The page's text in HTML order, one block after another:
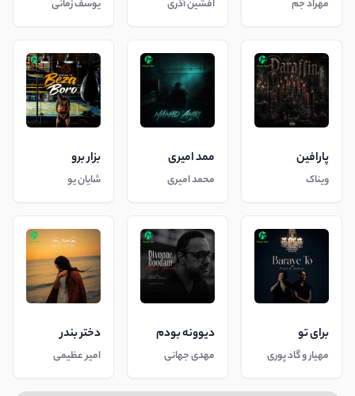
مهراد جم افشین آذری یوسف زمانی
پارافین
ویناک
ممد امیری
محمد امیری
بزار برو
شایان یو
برای تو
مهیار و گاد پوری
دیوونه بودم
مهدی جهانی
دختر بندر
امیر عظیمی